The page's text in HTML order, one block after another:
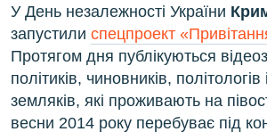
У День незалежності України
запустили спецпроект
Протягом дня публікуються
політиків, чиновників,
земляків, які проживають на
весни 2014 року перебуває під